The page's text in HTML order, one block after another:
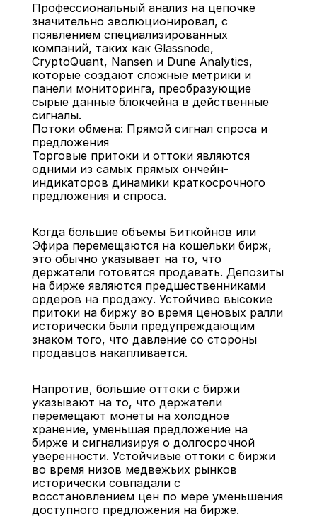
Профессиональный анализ на цепочке
значительно эволюционировал, с
появлением специализированных
компаний, таких как Glassnode,
CryptoQuant, Nansen и Dune Analytics,
которые создают сложные метрики и
панели мониторинга, преобразующие
сырые данные блокчейна в действенные
сигналы.
Потоки обмена: Прямой сигнал спроса и
предложения
Торговые притоки и оттоки являются
одними из самых прямых ончейн-
индикаторов динамики краткосрочного
предложения и спроса.
Когда большие объемы Биткойнов или
Эфира перемещаются на кошельки бирж,
это обычно указывает на то, что
держатели готовятся продавать. Депозиты
на бирже являются предшественниками
ордеров на продажу. Устойчиво высокие
притоки на биржу во время ценовых ралли
исторически были предупреждающим
знаком того, что давление со стороны
продавцов накапливается.
Напротив, большие оттоки с биржи
указывают на то, что держатели
перемещают монеты на холодное
хранение, уменьшая предложение на
бирже и сигнализируя о долгосрочной
уверенности. Устойчивые оттоки с биржи
во время низов медвежьих рынков
исторически совпадали с
восстановлением цен по мере уменьшения
доступного предложения на бирже.